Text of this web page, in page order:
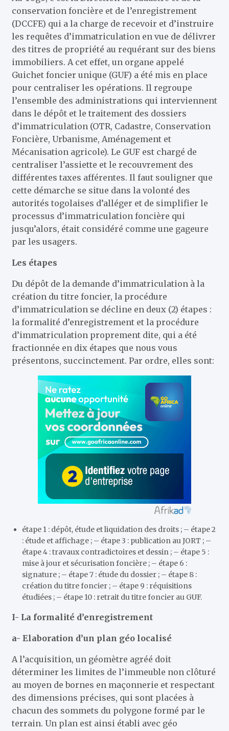
conservation foncière et de l’enregistrement
(DCCFE) qui a la charge de recevoir et d’instruire
les requêtes d’immatriculation en vue de délivrer
des titres de propriété au requérant sur des biens
immobiliers. A cet effet, un organe appelé
Guichet foncier unique (GUF) a été mis en place
pour centraliser les opérations. Il regroupe
l’ensemble des administrations qui interviennent
dans le dépôt et le traitement des dossiers
d’immatriculation (OTR, Cadastre, Conservation
Foncière, Urbanisme, Aménagement et
Mécanisation agricole). Le GUF est chargé de
centraliser l’assiette et le recouvrement des
différentes taxes afférentes. Il faut souligner que
cette démarche se situe dans la volonté des
autorités togolaises d’alléger et de simplifier le
processus d’immatriculation foncière qui
jusqu’alors, était considéré comme une gageure
par les usagers.
Les étapes
Du dépôt de la demande d’immatriculation à la
création du titre foncier, la procédure
d’immatriculation se décline en deux (2) étapes :
la formalité d’enregistrement et la procédure
d’immatriculation proprement dite, qui a été
fractionnée en dix étapes que nous vous
présentons, succinctement. Par ordre, elles sont:
étape 1 : dépôt, étude et liquidation des droits ; – étape 2
: étude et affichage ; – étape 3 : publication au JORT ; –
étape 4 : travaux contradictoires et dessin ; – étape 5 :
mise à jour et sécurisation foncière ; – étape 6 :
signature ; – étape 7 : étude du dossier ; – étape 8 :
création du titre foncier ; – étape 9 : réquisitions
étudiées ; – étape 10 : retrait du titre foncier au GUF.
I- La formalité d’enregistrement
a- Elaboration d’un plan géo localisé
A l’acquisition, un géomètre agréé doit
déterminer les limites de l’immeuble non clôturé
au moyen de bornes en maçonnerie et respectant
des dimensions précises, qui sont placées à
chacun des sommets du polygone formé par le
terrain. Un plan est ainsi établi avec géo